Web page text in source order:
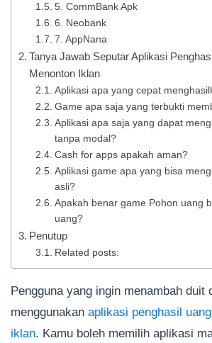
5. CommBank Apk
6. Neobank
7. AppNana
Tanya Jawab Seputar Aplikasi
Menonton Iklan
Aplikasi apa yang cepat
Game apa saja yang terbukti
Aplikasi apa saja yang dapat
tanpa modal?
Cash for apps apakah aman?
Aplikasi game apa yang bisa
asli?
Apakah benar game Pohon uang
uang?
Penutup
Related posts:
Pengguna yang ingin menambah duit
menggunakan aplikasi penghasil
iklan. Kamu boleh memilih aplikasi